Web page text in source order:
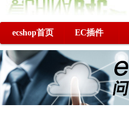
ecshop首页 EC插件